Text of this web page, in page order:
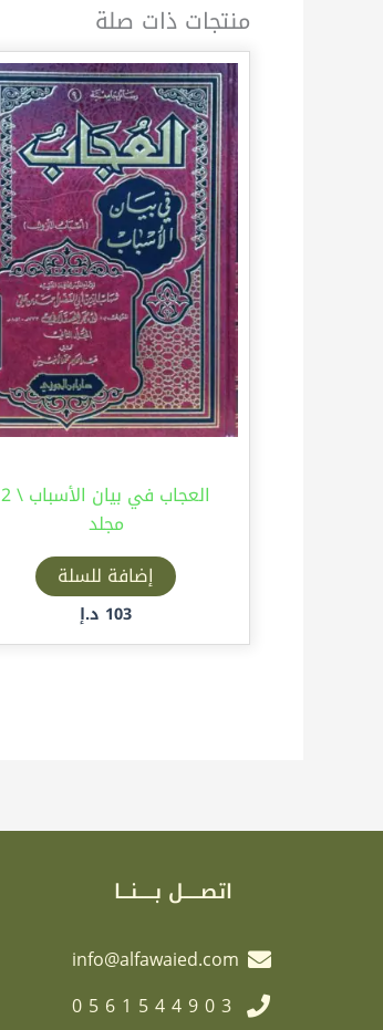
منتجات ذات صلة
العجاب في بيان الأسباب \ 2
مجلد
إضافة للسلة
103 د.إ
اتصـــــل بـــــنـــا
info@alfawaied.com
0561544903